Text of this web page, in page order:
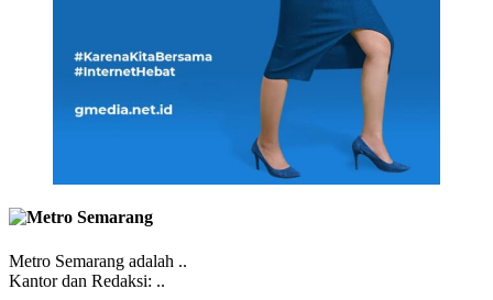
Metro Semarang adalah ..
Kantor dan Redaksi: ..